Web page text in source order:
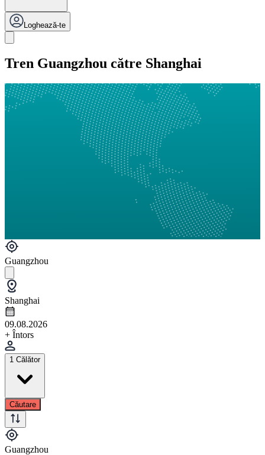
Loghează-te
Tren Guangzhou către Shanghai
Guangzhou
Shanghai
09.08.2026
+ Întors
1 Călător
Căutare
Guangzhou